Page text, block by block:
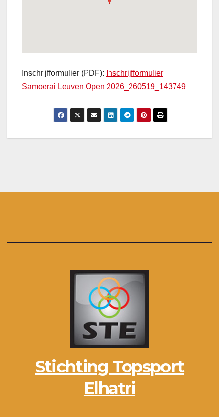
Inschrijfformulier (PDF): Inschrijfformulier
Samoerai Leuven Open 2026_260519_143749
Stichting Topsport
Elhatri